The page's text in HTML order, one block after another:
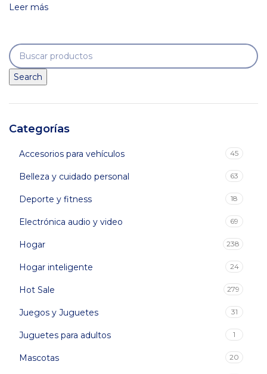
Search
Categorías
Accesorios para vehículos 45
Belleza y cuidado personal 63
Deporte y fitness 18
Electrónica audio y video 69
Hogar 238
Hogar inteligente 24
Hot Sale 279
Juegos y Juguetes 31
Juguetes para adultos 1
Mascotas 20
precio
$89,900.$64,900.
Leer más